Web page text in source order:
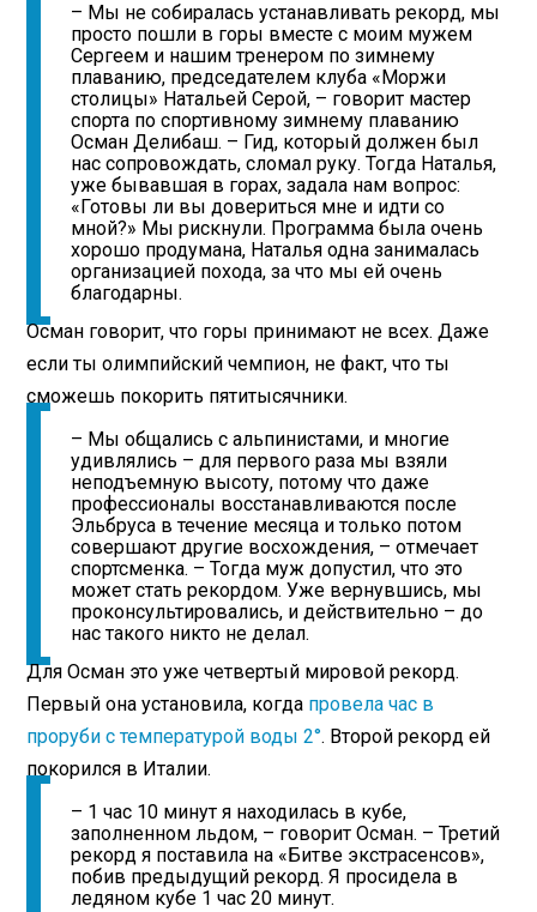
– Мы не собиралась устанавливать рекорд, мы
просто пошли в горы вместе с моим мужем
Сергеем и нашим тренером по зимнему
плаванию, председателем клуба «Моржи
столицы» Натальей Серой, – говорит мастер
спорта по спортивному зимнему плаванию
Осман Делибаш. – Гид, который должен был
нас сопровождать, сломал руку. Тогда Наталья,
уже бывавшая в горах, задала нам вопрос:
«Готовы ли вы довериться мне и идти со
мной?» Мы рискнули. Программа была очень
хорошо продумана, Наталья одна занималась
организацией похода, за что мы ей очень
благодарны.
Осман говорит, что горы принимают не всех. Даже
если ты олимпийский чемпион, не факт, что ты
сможешь покорить пятитысячники.
– Мы общались с альпинистами, и многие
удивлялись – для первого раза мы взяли
неподъемную высоту, потому что даже
профессионалы восстанавливаются после
Эльбруса в течение месяца и только потом
совершают другие восхождения, – отмечает
спортсменка. – Тогда муж допустил, что это
может стать рекордом. Уже вернувшись, мы
проконсультировались, и действительно – до
нас такого никто не делал.
Для Осман это уже четвертый мировой рекорд.
Первый она установила, когда провела час в
проруби с температурой воды 2°. Второй рекорд ей
покорился в Италии.
– 1 час 10 минут я находилась в кубе,
заполненном льдом, – говорит Осман. – Третий
рекорд я поставила на «Битве экстрасенсов»,
побив предыдущий рекорд. Я просидела в
ледяном кубе 1 час 20 минут.